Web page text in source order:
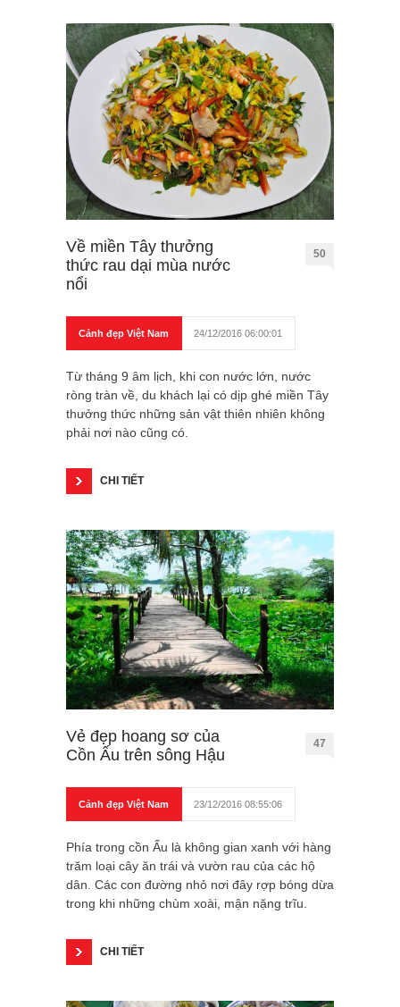
Về miền Tây thưởng
thức rau dại mùa nước
nổi
50
Cảnh đẹp Việt Nam 24/12/2016 06:00:01
Từ tháng 9 âm lịch, khi con nước lớn, nước
ròng tràn về, du khách lại có dịp ghé miền Tây
thưởng thức những sản vật thiên nhiên không
phải nơi nào cũng có.
CHI TIẾT
Vẻ đẹp hoang sơ của
Cồn Ấu trên sông Hậu
47
Cảnh đẹp Việt Nam 23/12/2016 08:55:06
Phía trong cồn Ấu là không gian xanh với hàng
trăm loại cây ăn trái và vườn rau của các hộ
dân. Các con đường nhỏ nơi đây rợp bóng dừa
trong khi những chùm xoài, mận nặng trĩu.
CHI TIẾT